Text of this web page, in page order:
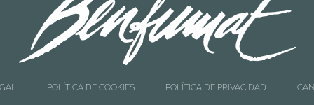
POLÍTICA DE COOKIES POLÍTICA DE PRIVACIDAD